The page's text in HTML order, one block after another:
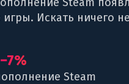
Искать ничего
Steam